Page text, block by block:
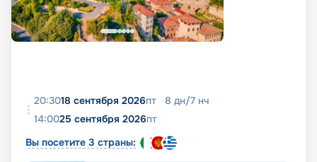
20:3018 сентября 2026пт 8 дн/7 нч
14:0025 сентября 2026пт
Вы посетите 3 страны: